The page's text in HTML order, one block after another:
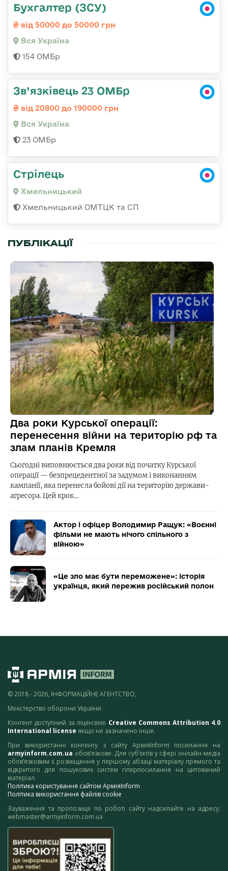
Бухгалтер (ЗСУ)
від 50000 до 50000 грн
Вся Україна
154 ОМБр
Зв’язківець 23 ОМБр
від 20800 до 190000 грн
Вся Україна
23 ОМБр
Стрілець
Хмельницький
Хмельницький ОМТЦК та СП
ПУБЛІКАЦІЇ
Два роки Курської операції:
перенесення війни на територію рф та
злам планів Кремля
Сьогодні виповнюється два роки від початку Курської
операції — безпрецедентної за задумом і виконанням
кампанії, яка перенесла бойові дії на територію держави-
агресора. Цей крок…
Актор і офіцер Володимир Ращук: «Воєнні
фільми не мають нічого спільного з
війною»
«Це зло має бути переможене»: історія
українця, який пережив російський полон
© 2018 - 2026, ІНФОРМАЦІЙНЕ АГЕНТСТВО,
Міністерство оборони України
Контент доступний за ліцензією Creative Commons Attribution 4.0
International license якщо не зазначено інше.
При використанні контенту з сайту АрміяInform посилання на
armyinform.com.ua обов’язкове. Для суб’єктів у сфері онлайн-медіа
обов’язковим є розміщення у першому абзаці матеріалу прямого та
відкритого для пошукових систем гіперпосилання на цитований
матеріал.
Політика користування сайтом АрміяInform
Політика використання файлів cookie
Зауваження та пропозиції по роботі сайту надсилайте на адресу:
webmaster@armyinform.com.ua